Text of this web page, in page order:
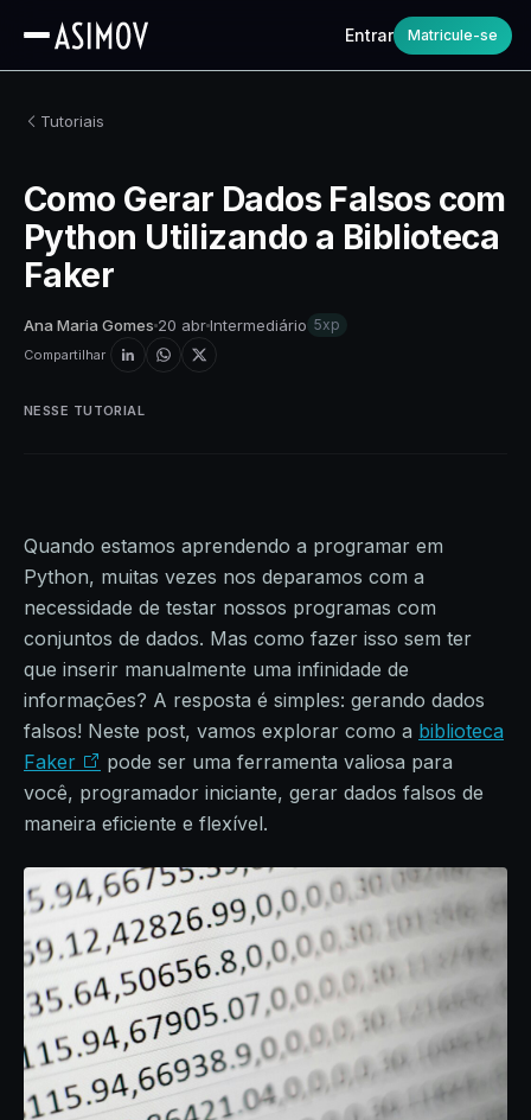
Entrar Matricule-se
Tutoriais
Como Gerar Dados Falsos com
Python Utilizando a Biblioteca
Faker
Ana Maria Gomes 20 abrIntermediário 5xp
Compartilhar
Quando estamos aprendendo a programar em
Python, muitas vezes nos deparamos com a
necessidade de testar nossos programas com
conjuntos de dados. Mas como fazer isso sem ter
que inserir manualmente uma infinidade de
informações? A resposta é simples: gerando dados
falsos! Neste post, vamos explorar como a biblioteca
Faker
pode ser uma ferramenta valiosa para
você, programador iniciante, gerar dados falsos de
maneira eficiente e flexível.
NESSE TUTORIAL